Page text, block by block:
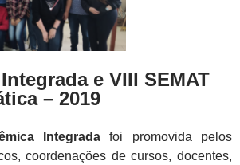
e VIII SEMAT
– 2019
Integrada foi promovida pelos
coordenações de cursos, docentes,